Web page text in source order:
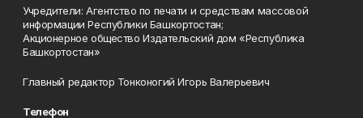
Учредители: Агентство по печати и средствам массовой
информации Республики Башкортостан;
Акционерное общество Издательский дом «Республика
Башкортостан»
Главный редактор Тонконогий Игорь Валерьевич
Телефон